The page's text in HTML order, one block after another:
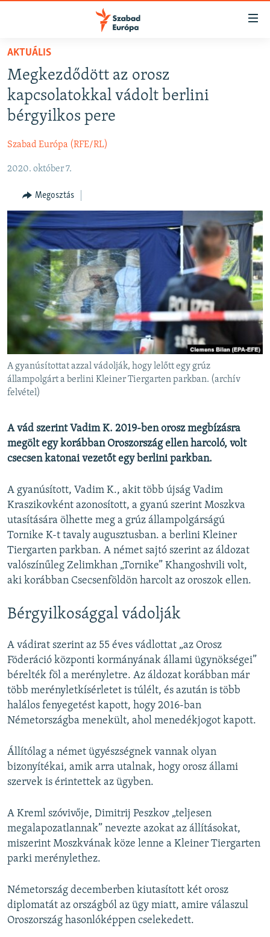
Akadálymentes
Ugrás
fő
oldalra
Ugrás
tartalomjegyzékre
NAPIRENDEN
AKTUÁLIS
PODCASTOK
ELEMZŐ
NER15
SZABADON
TÁRSADALOM
DEMOKRÁCIA
A PÉNZ NYOMÁBAN
EURÓPAI UNIÓ
VILÁG
KLÍMAVÁLTOZÁS
A MÚLT TANULSÁGAI
KÖVESSEN MINKET!
Valamennyi RFE/RL weboldal
AKTUÁLIS
Megkezdődött az orosz
kapcsolatokkal vádolt berlini
bérgyilkos pere
Szabad Európa (RFE/RL)
2020. október 7.
Megosztás
A gyanúsítottat azzal vádolják, hogy lelőtt egy grúz
állampolgárt a berlini Kleiner Tiergarten parkban. (archív
felvétel)
A vád szerint Vadim K. 2019-ben orosz megbízásra
megölt egy korábban Oroszország ellen harcoló, volt
csecsen katonai vezetőt egy berlini parkban.
A gyanúsított, Vadim K., akit több újság Vadim
Kraszikovként azonosított, a gyanú szerint Moszkva
utasítására ölhette meg a grúz állampolgárságú
Tornike K-t tavaly augusztusban. a berlini Kleiner
Tiergarten parkban. A német sajtó szerint az áldozat
valószínűleg Zelimkhan „Tornike” Khangoshvili volt,
aki korábban Csecsenföldön harcolt az oroszok ellen.
Bérgyilkosággal vádolják
A vádirat szerint az 55 éves vádlottat „az Orosz
Föderáció központi kormányának állami ügynökségei”
bérelték föl a merényletre. Az áldozat korábban már
több merényletkísérletet is túlélt, és azután is több
halálos fenyegetést kapott, hogy 2016-ban
Németországba menekült, ahol menedékjogot kapott.
Állítólag a német ügyészségnek vannak olyan
bizonyítékai, amik arra utalnak, hogy orosz állami
szervek is érintettek az ügyben.
A Kreml szóvivője, Dimitrij Peszkov „teljesen
megalapozatlannak” nevezte azokat az állításokat,
miszerint Moszkvának köze lenne a Kleiner Tiergarten
parki merénylethez.
Németország decemberben kiutasított két orosz
diplomatát az országból az ügy miatt, amire válaszul
Oroszország hasonlóképpen cselekedett.
Spotify